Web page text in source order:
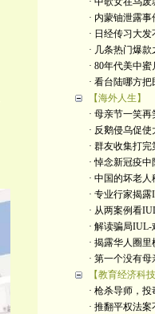
· 内蒙铀泄露
· 日经传习大
· 几条热门爆
· 80年代美中
· 看台陆哪方
【海外人生】
· 母亲节一笑
· 反鹅侵乌促
· 群友收集打
· 悼念新冠疫
· 中国的坏老
· 专业行家揭
· 从两案例看
· 解读骗局
· 揭露华人圈
· 第一个没有
【教育经济科技
· 枪杀导师，
· 推翻平权法